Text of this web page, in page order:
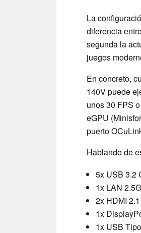
La
diferencia
segunda la
juegos
En concreto,
140V puede
unos 30 FPS
eGPU
puerto
Hablando de
5x USB 3.2
1x LAN 2.5G
2x HDMI 2.1
1x
1x USB